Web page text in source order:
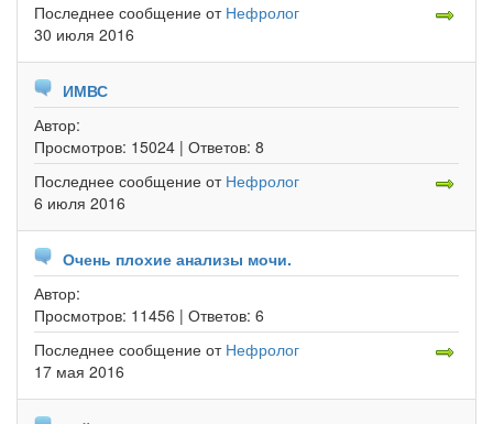
Последнее сообщение от Нефролог
30 июля 2016
ИМВС
Автор:
Просмотров: 15024 | Ответов: 8
Последнее сообщение от Нефролог
6 июля 2016
Очень плохие анализы мочи.
Автор:
Просмотров: 11456 | Ответов: 6
Последнее сообщение от Нефролог
17 мая 2016